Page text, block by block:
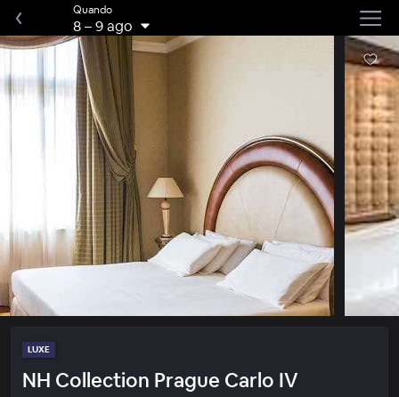
Quando
8–9 ago
LUXE
NH Collection Prague Carlo IV